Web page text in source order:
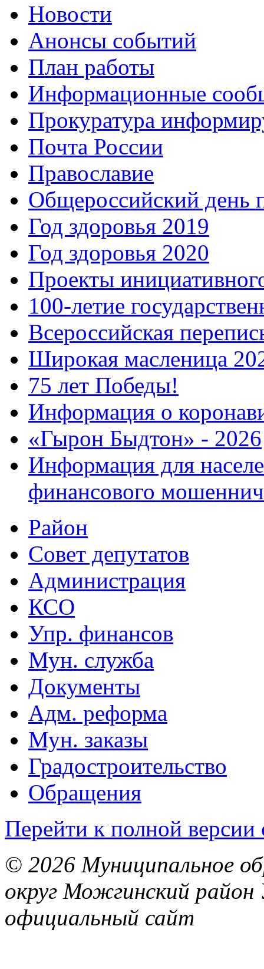
Новости
Анонсы событий
План работы
Информационные
Прокуратура
Почта России
Православие
Общероссийский день
Год здоровья 2019
Год здоровья 2020
Проекты
100-летие
Всероссийская
Широкая масленица
75 лет Победы!
Информация о
«Гырон Быдтон» - 2026
Информация для
финансового
Район
Совет депутатов
Администрация
КСО
Упр. финансов
Мун. служба
Документы
Адм. реформа
Мун. заказы
Градостроительство
Обращения
Перейти к полной версии
© 2026 Муниципальное
округ Можгинский район
официальный сайт